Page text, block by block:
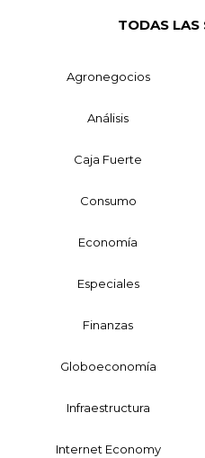
TODAS LAS
Agronegocios
Análisis
Caja Fuerte
Consumo
Economía
Especiales
Finanzas
Globoeconomía
Infraestructura
Internet Economy